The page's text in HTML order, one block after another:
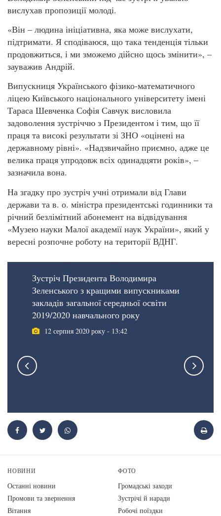
вислухав пропозиції молоді.
«Він – людина ініціативна, яка може вислухати,
підтримати. Я сподіваюся, що така тенденція тільки
продовжиться, і ми зможемо дійсно щось змінити», –
зауважив Андрій.
Випускниця Українського фізико-математичного
ліцею Київського національного університету імені
Тараса Шевченка Софія Савчук висловила
задоволення зустріччю з Президентом і тим, що її
праця та високі результати зі ЗНО «оцінені на
державному рівні». «Надзвичайно приємно, адже це
велика праця упродовж всіх одинадцяти років», –
зазначила вона.
На згадку про зустріч учні отримали від Глави
держави та в. о. міністра президентські годинники та
річний безлімітний абонемент на відвідування
«Музею науки Малої академії наук України», який у
вересні розпочне роботу на території ВДНГ.
Зустріч Президента Володимира
Зеленського з кращими випускниками
закладів загальної середньої освіти
2019/2020 навчального року
12 серпня 2020 року - 13:42
НОВИНИ
Останні новини
Промови та звернення
Вiтання
ФОТО
Громадські заходи
Зустрічі й наради
Робочі поїздки